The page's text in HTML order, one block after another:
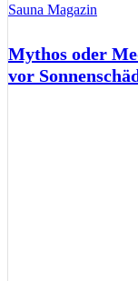
Sauna Magazin
Mythos oder
vor